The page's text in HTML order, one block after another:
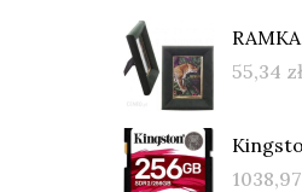
55,34 zł
1038,97